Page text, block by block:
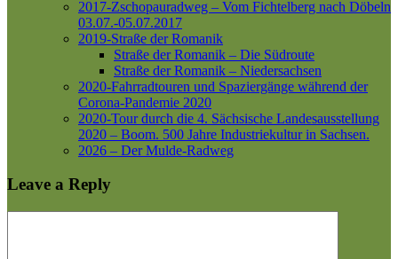
2017-Zschopauradweg – Vom Fichtelberg nach Döbeln
03.07.-05.07.2017
2019-Straße der Romanik
Straße der Romanik – Die Südroute
Straße der Romanik – Niedersachsen
2020-Fahrradtouren und Spaziergänge während der
Corona-Pandemie 2020
2020-Tour durch die 4. Sächsische Landesausstellung
2020 – Boom. 500 Jahre Industriekultur in Sachsen.
2026 – Der Mulde-Radweg
Leave a Reply